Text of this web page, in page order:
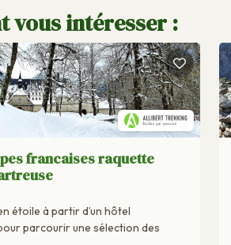
vous intéresser :
francaises raquette
étoile à partir d’un hôtel
parcourir une sélection des